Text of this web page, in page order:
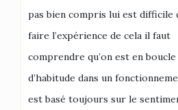
pas bien compris lui est difficile
faire l’expérience de cela il faut
comprendre qu’on est en boucle
d’habitude dans un
est basé toujours sur le